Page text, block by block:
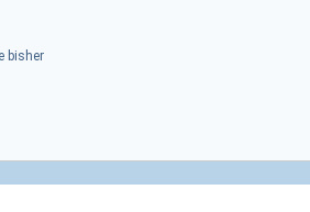
bisher